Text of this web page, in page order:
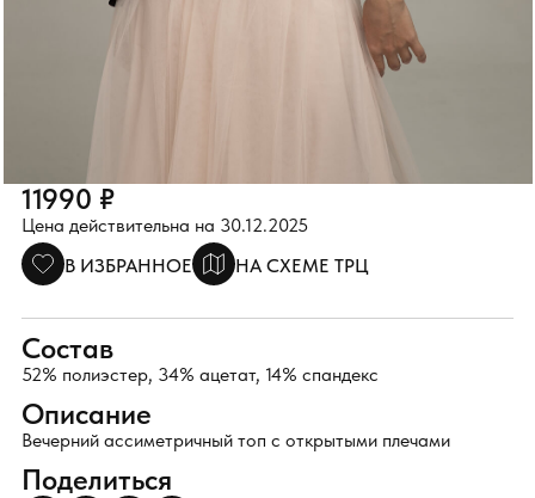
11990 ₽
Цена действительна на 30.12.2025
Состав
52% полиэстер, 34% ацетат, 14% спандекс
Описание
Вечерний ассиметричный топ с открытыми плечами
В ИЗБРАННОЕ НА СХЕМЕ ТРЦ
Поделиться